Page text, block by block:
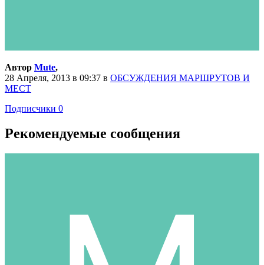
Автор Mute,
28 Апреля, 2013 в 09:37 в ОБСУЖДЕНИЯ МАРШРУТОВ И
МЕСТ
Подписчики 0
Рекомендуемые сообщения